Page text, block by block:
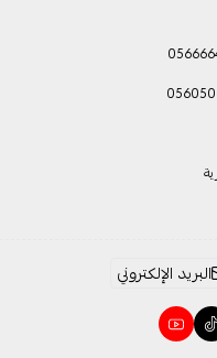
البريد الإلكتروني